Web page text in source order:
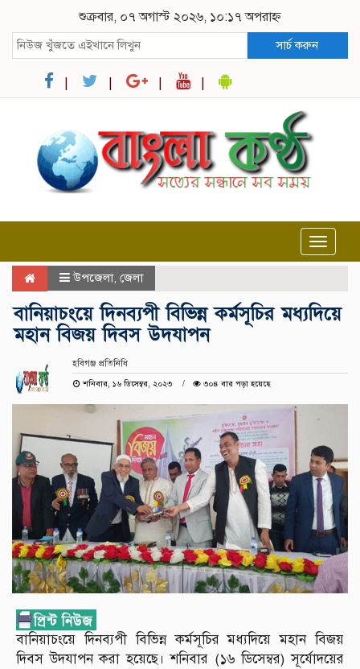
শুক্রবার, ০৭ অগাস্ট ২০২৬, ১০:১৭ অপরাহ্ন
সার্চ করুন
Toggle
উপজেলা, জেলা
বানিয়াচংয়ে দিনব্যপী বিভিন্ন কর্মসূচির মধ্যদিয়ে
মহান বিজয় দিবস উদযাপন
হবিগঞ্জ প্রতিনিধি
শনিবার, ১৬ ডিসেম্বর, ২০২৩
৩০৪ বার পড়া হয়েছে
বানিয়াচংয়ে দিনব্যপী বিভিন্ন কর্মসূচির মধ্যদিয়ে মহান বিজয়
দিবস উদযাপন করা হয়েছে। শনিবার (১৬ ডিসেম্বর) সূর্যোদয়ের